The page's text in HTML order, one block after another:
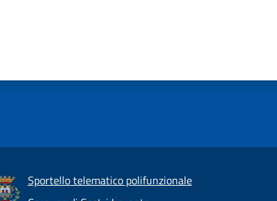
Sportello telematico polifunzionale